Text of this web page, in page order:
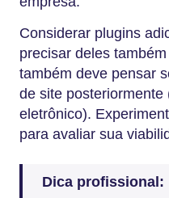
Considerar plugins
precisar deles
também deve pensar
de site
eletrônico).
para avaliar sua
Dica profissional: